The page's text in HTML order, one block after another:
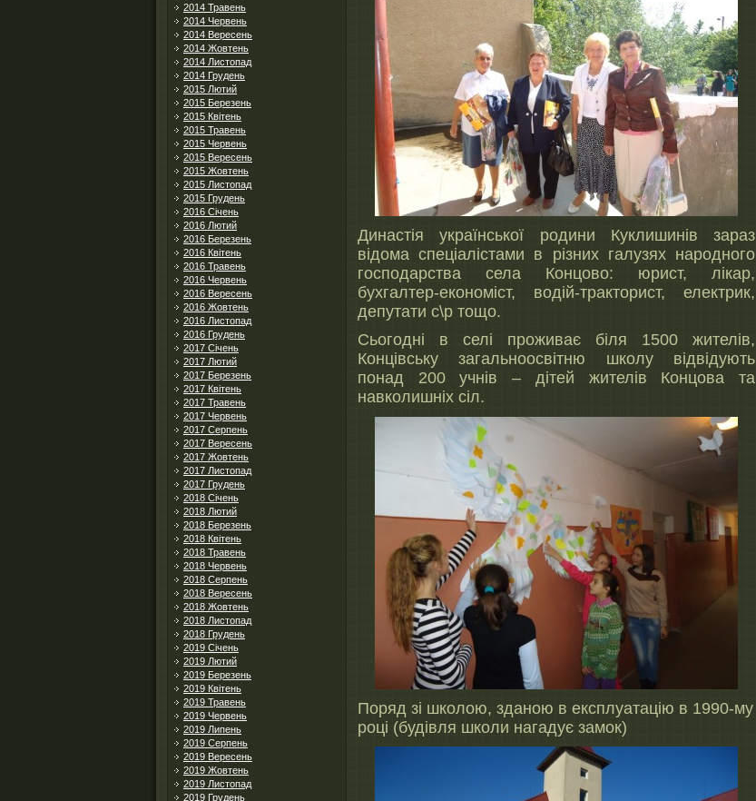
2014 Травень
2014 Червень
2014 Вересень
2014 Жовтень
2014 Листопад
2014 Грудень
2015 Лютий
2015 Березень
2015 Квітень
2015 Травень
2015 Червень
2015 Вересень
2015 Жовтень
2015 Листопад
2015 Грудень
2016 Січень
2016 Лютий
2016 Березень
2016 Квітень
2016 Травень
2016 Червень
2016 Вересень
2016 Жовтень
2016 Листопад
2016 Грудень
2017 Січень
2017 Лютий
2017 Березень
2017 Квітень
2017 Травень
2017 Червень
2017 Серпень
2017 Вересень
2017 Жовтень
2017 Листопад
2017 Грудень
2018 Січень
2018 Лютий
2018 Березень
2018 Квітень
2018 Травень
2018 Червень
2018 Серпень
2018 Вересень
2018 Жовтень
2018 Листопад
2018 Грудень
2019 Січень
2019 Лютий
2019 Березень
2019 Квітень
2019 Травень
2019 Червень
2019 Липень
2019 Серпень
2019 Вересень
2019 Жовтень
2019 Листопад
2019 Грудень
Династія української родини Куклишинів зараз
відома спеціалістами в різних галузях народного
господарства села Концово: юрист, лікар,
бухгалтер-економіст, водій-тракторист, електрик,
депутати с\р тощо.
Сьогодні в селі проживає біля 1500 жителів,
Концівську загальноосвітню школу відвідують
понад 200 учнів – дітей жителів Концова та
навколишніх сіл.
Поряд зі школою, зданою в експлуатацію в 1990-му
році (будівля школи нагадує замок)